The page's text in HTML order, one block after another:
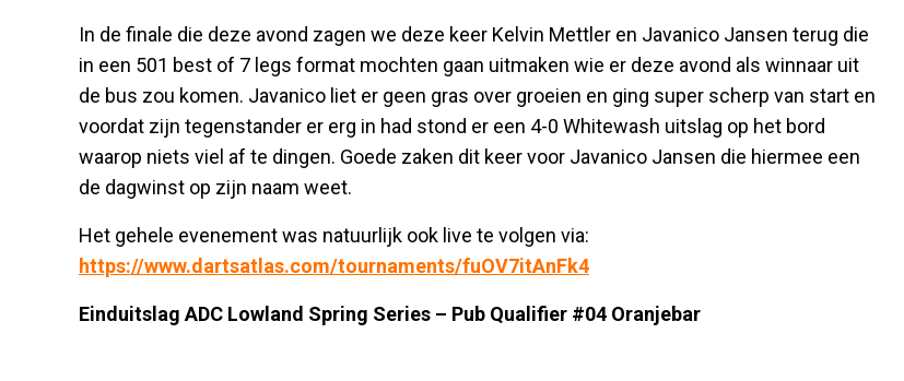
In de finale die deze avond zagen we deze keer Kelvin Mettler en Javanico Jansen terug die
in een 501 best of 7 legs format mochten gaan uitmaken wie er deze avond als winnaar uit
de bus zou komen. Javanico liet er geen gras over groeien en ging super scherp van start en
voordat zijn tegenstander er erg in had stond er een 4-0 Whitewash uitslag op het bord
waarop niets viel af te dingen. Goede zaken dit keer voor Javanico Jansen die hiermee een
de dagwinst op zijn naam weet.
Het gehele evenement was natuurlijk ook live te volgen via:
https://www.dartsatlas.com/tournaments/fuOV7itAnFk4
Einduitslag ADC Lowland Spring Series – Pub Qualifier #04 Oranjebar